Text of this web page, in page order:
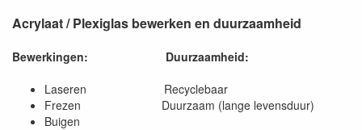
Acrylaat / Plexiglas bewerken en duurzaamheid
Bewerkingen:
Duurzaamheid:
Laseren Recyclebaar
Frezen Duurzaam (lange levensduur)
Buigen